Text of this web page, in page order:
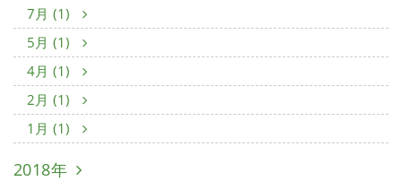
7月 (1)
5月 (1)
4月 (1)
2月 (1)
1月 (1)
2018年